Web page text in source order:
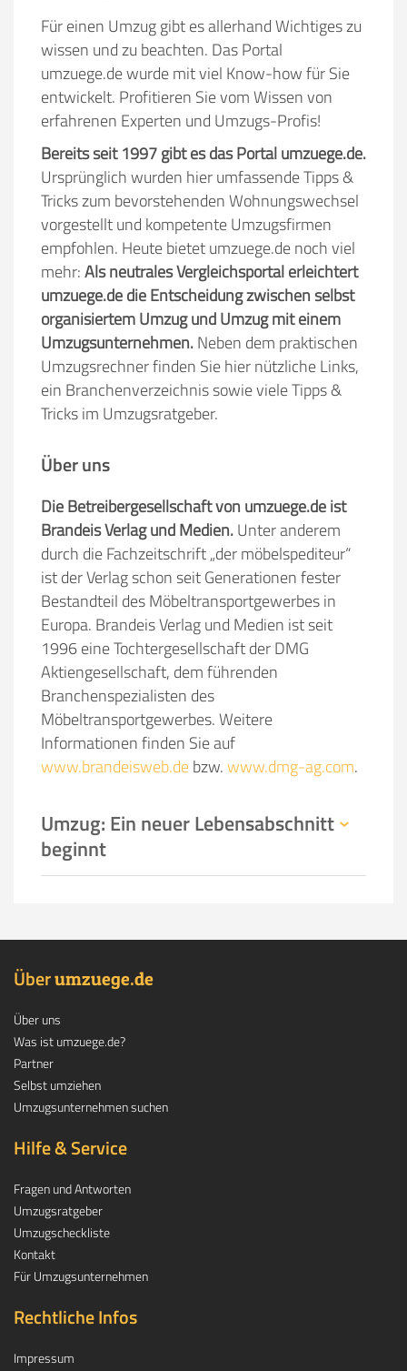
Für einen Umzug gibt es allerhand Wichtiges zu
wissen und zu beachten. Das Portal
umzuege.de wurde mit viel Know-how für Sie
entwickelt. Profitieren Sie vom Wissen von
erfahrenen Experten und Umzugs-Profis!
Bereits seit 1997 gibt es das Portal umzuege.de.
Ursprünglich wurden hier umfassende Tipps &
Tricks zum bevorstehenden Wohnungswechsel
vorgestellt und kompetente Umzugsfirmen
empfohlen. Heute bietet umzuege.de noch viel
mehr:Als neutrales Vergleichsportal erleichtert
umzuege.de die Entscheidung zwischen selbst
organisiertem Umzug und Umzug mit einem
Umzugsunternehmen.Neben dem praktischen
Umzugsrechner finden Sie hier nützliche Links,
ein Branchenverzeichnis sowie viele Tipps &
Tricks im Umzugsratgeber.
Über uns
Die Betreibergesellschaft von umzuege.de ist
Brandeis Verlag und Medien.Unter anderem
durch die Fachzeitschrift „der möbelspediteur“
ist der Verlag schon seit Generationen fester
Bestandteil des Möbeltransportgewerbes in
Europa. Brandeis Verlag und Medien ist seit
1996 eine Tochtergesellschaft der DMG
Aktiengesellschaft, dem führenden
Branchenspezialisten des
Möbeltransportgewerbes. Weitere
Informationen finden Sie auf
www.brandeisweb.debzw.www.dmg-ag.com.
Umzug: Ein neuer Lebensabschnitt
beginnt
Überumzuege.de
Über uns
Was ist umzuege.de?
Partner
Selbst umziehen
Umzugsunternehmen suchen
Hilfe & Service
Fragen und Antworten
Umzugsratgeber
Umzugscheckliste
Kontakt
Für Umzugsunternehmen
Rechtliche Infos
Impressum